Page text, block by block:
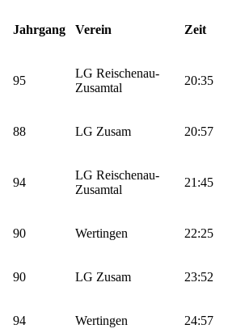
Jahrgang Verein Zeit
95
LG Reischenau-
Zusamtal
20:35
88 LG Zusam 20:57
94
LG Reischenau-
Zusamtal
21:45
90 Wertingen 22:25
90 LG Zusam 23:52
94 Wertingen 24:57